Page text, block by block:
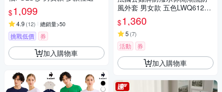
$1,099
4.9 (12) 總銷量>50
挑戰低價 券
加入購物車
風外套 男女款 五色LWQ61264
&62264
$1,360
5 (7)
活動 券
加入購物車